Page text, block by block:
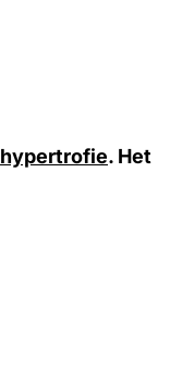
hypertrofie. Het